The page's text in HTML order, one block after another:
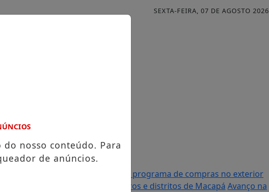
SEXTA-FEIRA, 07 DE AGOSTO 2026
Federal anuncia mudanças no programa de compras no exterior
do concurso contemplando bairros e distritos de Macapá Avanço na
nosso conteúdo. Para
de anúncios.